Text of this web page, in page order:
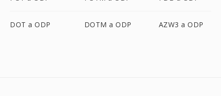
DOT a ODP DOTM a ODP AZW3 a ODP